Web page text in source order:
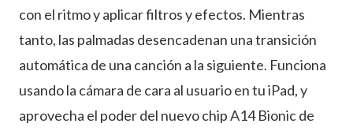
con el ritmo y aplicar filtros y efectos. Mientras
tanto, las palmadas desencadenan una transición
automática de una canción a la siguiente. Funciona
usando la cámara de cara al usuario en tu iPad, y
aprovecha el poder del nuevo chip A14 Bionic de